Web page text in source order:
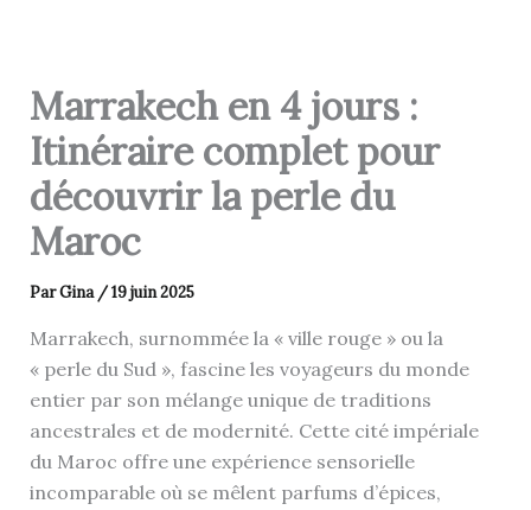
Marrakech en 4 jours :
Itinéraire complet pour
découvrir la perle du
Maroc
ParGina /19 juin 2025
Marrakech, surnommée la « ville rouge » ou la
« perle du Sud », fascine les voyageurs du monde
entier par son mélange unique de traditions
ancestrales et de modernité. Cette cité impériale
du Maroc offre une expérience sensorielle
incomparable où se mêlent parfums d’épices,